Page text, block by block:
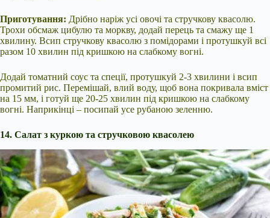
Приготування: Дрібно наріж усі овочі та стручкову квасолю.
Трохи обсмаж цибулю та моркву, додай перець та смажу ще 1
хвилину. Всип стручкову квасолю з помідорами і протушкуй всі
разом 10 хвилин під кришкою на слабкому вогні.
Додай томатний соус та спеції, протушкуй 2-3 хвилини і всип
промитий рис. Перемішай, влий воду, щоб вона покривала вміст
на 15 мм, і готуй ще 20-25 хвилин під кришкою на слабкому
вогні. Наприкінці – посипай усе рубаною зеленню.
14. Салат з куркою та стручковою квасолею